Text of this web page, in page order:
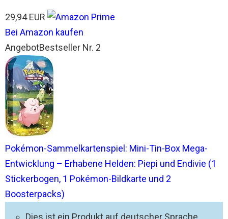
29,94 EUR
Bei Amazon kaufen
AngebotBestseller Nr. 2
Pokémon-Sammelkartenspiel: Mini-Tin-Box Mega-
Entwicklung – Erhabene Helden: Piepi und Endivie (1
Stickerbogen, 1 Pokémon-Bildkarte und 2
Boosterpacks)
Dies ist ein Produkt auf deutscher Sprache.